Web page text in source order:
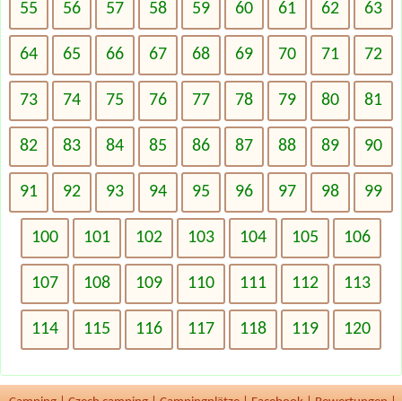
55 56 57 58 59 60 61 62 63
64 65 66 67 68 69 70 71 72
73 74 75 76 77 78 79 80 81
82 83 84 85 86 87 88 89 90
91 92 93 94 95 96 97 98 99
100 101 102 103 104 105 106
107 108 109 110 111 112 113
114 115 116 117 118 119 120